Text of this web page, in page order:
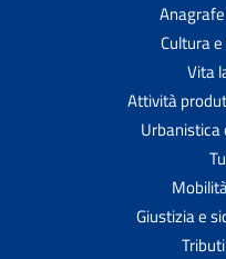
Cultura
Vita
Attività
Urbanistica
Giustizia e